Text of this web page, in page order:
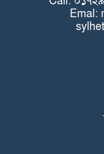
Emal: